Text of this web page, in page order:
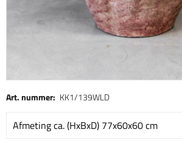
Art. nummer: KK1/139WLD
Afmeting ca. (HxBxD) 77x60x60 cm